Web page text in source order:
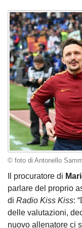
© foto di Antonello
Il procuratore di
parlare del proprio
di Radio Kiss Kiss:
delle valutazioni,
nuovo allenatore ci